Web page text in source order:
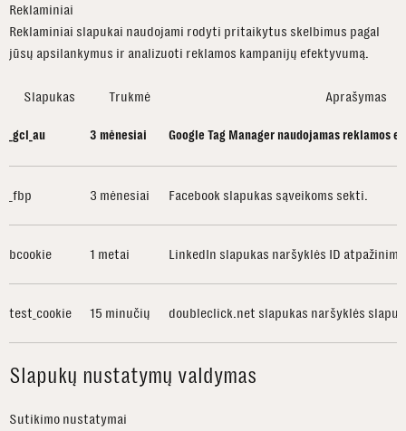
Reklaminiai
Reklaminiai slapukai naudojami rodyti pritaikytus skelbimus pagal
jūsų apsilankymus ir analizuoti reklamos kampanijų efektyvumą.
Slapukas Trukmė Aprašymas
_gcl_au 3 mėnesiai Google Tag Manager naudojamas reklamos
_fbp 3 mėnesiai Facebook slapukas sąveikoms sekti.
bcookie 1 metai LinkedIn slapukas naršyklės ID
test_cookie 15 minučių doubleclick.net slapukas naršyklės
Slapukų nustatymų valdymas
Sutikimo nustatymai